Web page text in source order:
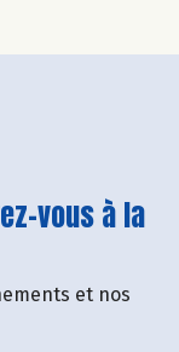
vous à la
et nos